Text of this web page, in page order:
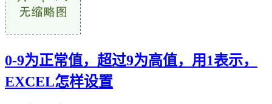
0-9为正常值，超过9为高值，用1表示，
EXCEL怎样设置